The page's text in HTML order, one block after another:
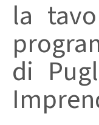
la
di